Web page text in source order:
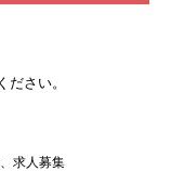
さい。
求人募集